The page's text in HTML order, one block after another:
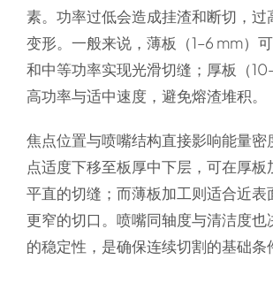
素。功率过低会造成挂渣和断切，过
变形。一般来说，薄板（1–6 mm）
和中等功率实现光滑切缝；厚板（
高功率与适中速度，避免熔渣堆积。
焦点位置与喷嘴结构直接影响能量密
点适度下移至板厚中下层，可在厚板
平直的切缝；而薄板加工则适合近表
更窄的切口。喷嘴同轴度与清洁度也
的稳定性，是确保连续切割的基础条